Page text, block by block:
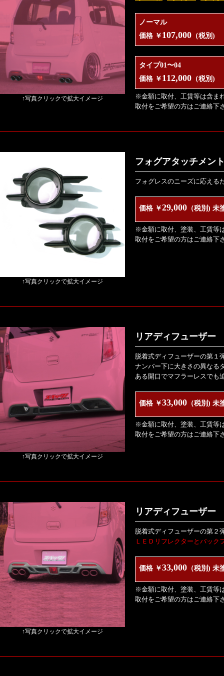
↑写真クリックで拡大イメージ
ノーマル
価格 ￥ 107,000 （税別)
タイプ01〜04
価格 ￥ 112,000 （税別)
※金額に取付、工賃等は含ま
取付をご希望の方はご連絡下
↑写真クリックで拡大イメージ
フォグアタッチメン
フォグレスのニーズに応える
価格 ￥29,000 （税別) 未
※金額に取付、塗装、工賃等
取付をご希望の方はご連絡下
↑写真クリックで拡大イメージ
リアディフューザー
脱着式ディフューザーの第１
ナンバー下に大きさの異なる
ある開口でマフラーレスでも
価格 ￥33,000 （税別) 未
※金額に取付、塗装、工賃等
取付をご希望の方はご連絡下
↑写真クリックで拡大イメージ
リアディフューザー
脱着式ディフューザーの第２
ＬＥＤリフレクターとバック
価格 ￥33,000 （税別) 未
※金額に取付、塗装、工賃等
取付をご希望の方はご連絡下